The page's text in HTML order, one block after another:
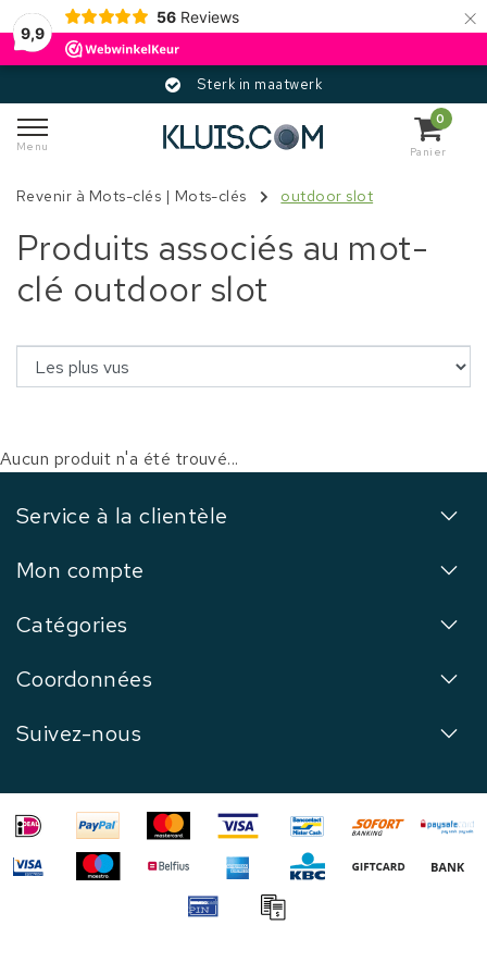
9,9
56 Reviews ×
Sterk in maatwerk
Menu
0
Panier
Revenir à Mots-clés | Mots-clés outdoor slot
Produits associés au mot-
clé outdoor slot
Aucun produit n'a été trouvé...
Service à la clientèle
Mon compte
Catégories
Coordonnées
Suivez-nous